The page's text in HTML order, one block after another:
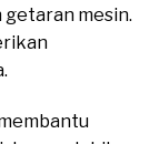
mesin.